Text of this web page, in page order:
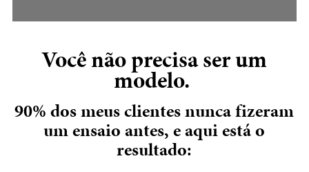
Você não precisa ser um
modelo.
90% dos meus clientes nunca fizeram
um ensaio antes, e aqui está o
resultado: